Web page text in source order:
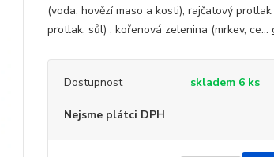
(voda, hovězí maso a kosti), rajčatový
protlak, sůl) , kořenová zelenina (mrkev, ce...
Dostupnost skladem 6 ks
Nejsme plátci DPH